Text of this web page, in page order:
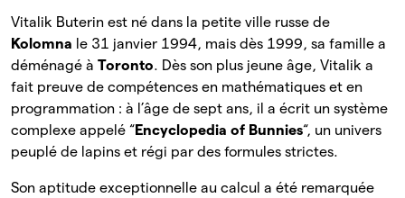
Vitalik Buterin est né dans la petite ville russe de
Kolomna le 31 janvier 1994, mais dès 1999, sa famille a
déménagé à Toronto. Dès son plus jeune âge, Vitalik a
fait preuve de compétences en mathématiques et en
programmation : à l’âge de sept ans, il a écrit un système
complexe appelé “Encyclopedia of Bunnies“, un univers
peuplé de lapins et régi par des formules strictes.
Son aptitude exceptionnelle au calcul a été remarquée